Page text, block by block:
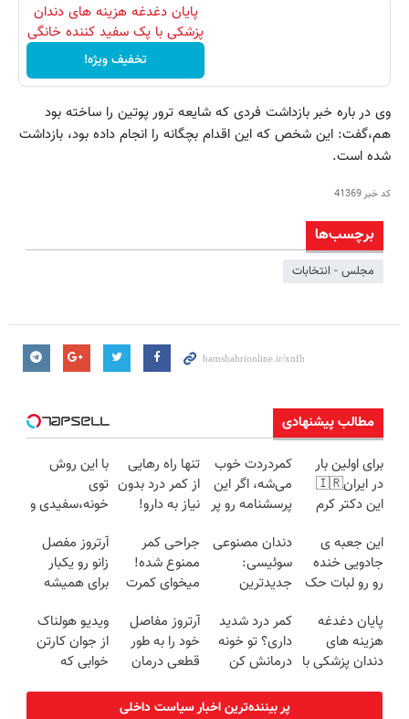
پایان دغدغه هزینه های دندان
پزشکی با پک سفید کننده خانگی
تخفیف ویژه!
وی در باره خبر بازداشت فردی که شایعه ترور پوتین را ساخته بود
هم،گفت: این شخص که این اقدام بچگانه را انجام داده بود، بازداشت
شده است.
کد خبر41369
برچسب‌ها
مجلس - انتخابات
مطالب پیشنهادی
برای اولین بار
در ایران🇮🇷
این دکتر کرم
روزه ساخت!
کمردردت خوب
می‌شه، اگر این
پرسشنامه رو پر
تنها راه رهایی
از کمر درد بدون
نیاز به دارو!
با این روش
توی
خونه،سفیدی و
برگردون
(40%off)
این جعبه ی
جادویی خنده
رو رو لبات حک
خرید40%تخفیف
دندان مصنوعی
سوئیسی:
جدیدترین
سبک و مقاوم |
پرداخت قسطی
جراحی کمر
ممنوع شده!
میخوای کمرت
درمان کنی؟
((پرسش‌نامه))
آرتروز مفصل
زانو رو یکبار
برای همیشه
◗پرسش‌نامه◖
پایان دغدغه
هزینه های
دندان پزشکی با
کمر درد شدید
داری؟ تو خونه
درمانش کن
رو پرکن)
آرتروز مفاصل
خود را به طور
قطعی درمان
◗پرسش‌نامه◖
ویدیو هولناک
از جوان کارتن
خوابی که
پر بیننده‌ترین اخبار سیاست داخلی